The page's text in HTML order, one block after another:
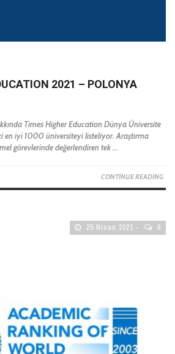
2021 – POLONYA
Times Higher Education Dünya Üniversite
en iyi 1000 üniversiteyi listeliyor. Araştırma
görevlerinde değerlendiren tek ...
CONTINUE READING
25 Nisan 2021 0